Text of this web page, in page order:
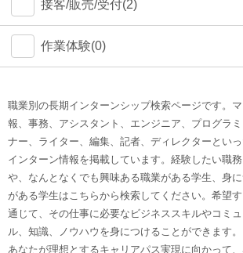
接客/販売/受付(2)
作業体験(0)
職業別の長期インターンシップ検索ページです。
報、事務、アシスタント、エンジニア、プログラ
ナー、ライター、編集、記者、ディレクターとい
インターン情報を掲載しています。経験したい職
や、なんとなくでも興味ある職業がある学生、身
がある学生はこちらから検索してください。希望
通じて、その仕事に必要なビジネススキルやコミ
ル、知識、ノウハウを身につけることができます。
あなたが理想とするキャリアパス実現に向かって